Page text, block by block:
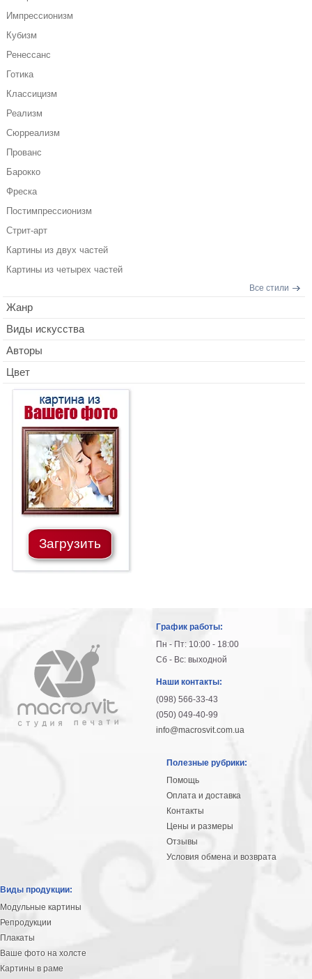
Импрессионизм
Кубизм
Ренессанс
Готика
Классицизм
Реализм
Сюрреализм
Прованс
Барокко
Фреска
Постимпрессионизм
Стрит-арт
Картины из двух частей
Картины из четырех частей
Все стили
Жанр
Виды искусства
Авторы
Цвет
Загрузить
График работы:
Пн - Пт: 10:00 - 18:00
Сб - Вс: выходной
Наши контакты:
(098) 566-33-43
(050) 049-40-99
info@macrosvit.com.ua
Полезные рубрики:
Помощь
Оплата и доставка
Контакты
Цены и размеры
Отзывы
Условия обмена и возврата
Виды продукции:
Модульные картины
Репродукции
Плакаты
Ваше фото на холсте
Картины в раме